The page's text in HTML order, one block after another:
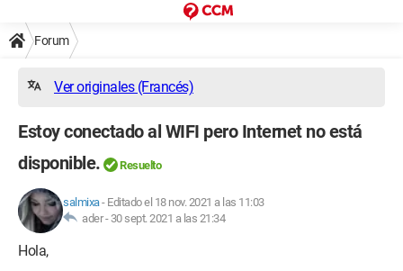
Forum
Ver originales (Francés)
Estoy conectado al WIFI pero Internet no está
disponible.
Resuelto
salmixa- Editado el 18 nov. 2021 a las 11:03
ader - 30 sept. 2021 a las 21:34
Hola,